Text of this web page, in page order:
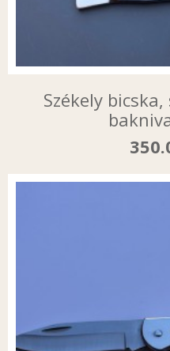
Székely